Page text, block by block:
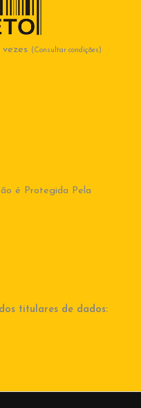
(Consultar condições)
é Protegida Pela
titulares de dados: